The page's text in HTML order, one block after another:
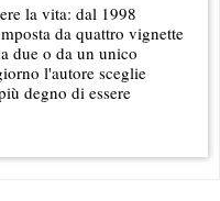
la vita: dal 1998
da quattro vignette
due o da un unico
l'autore sceglie
degno di essere